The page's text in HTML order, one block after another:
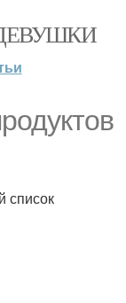
список